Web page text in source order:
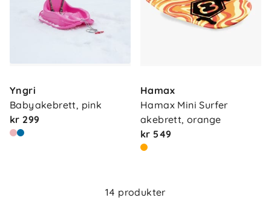
Yngri
Babyakebrett, pink
kr 299
Hamax
Hamax Mini Surfer
akebrett, orange
kr 549
14 produkter
Om oss
Våre butikker
Kontakt oss
Frakt og levering